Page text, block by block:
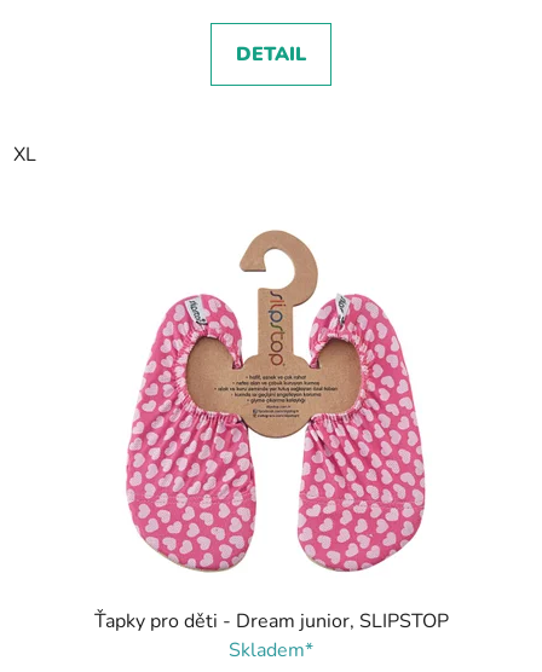
DETAIL
XL
Ťapky pro děti - Dream junior, SLIPSTOP
Skladem*